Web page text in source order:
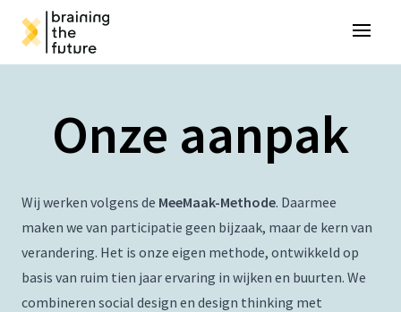
Open
Onze aanpak
Wij werken volgens de MeeMaak-Methode. Daarmee
maken we van participatie geen bijzaak, maar de kern van
verandering. Het is onze eigen methode, ontwikkeld op
basis van ruim tien jaar ervaring in wijken en buurten. We
combineren social design en design thinking met